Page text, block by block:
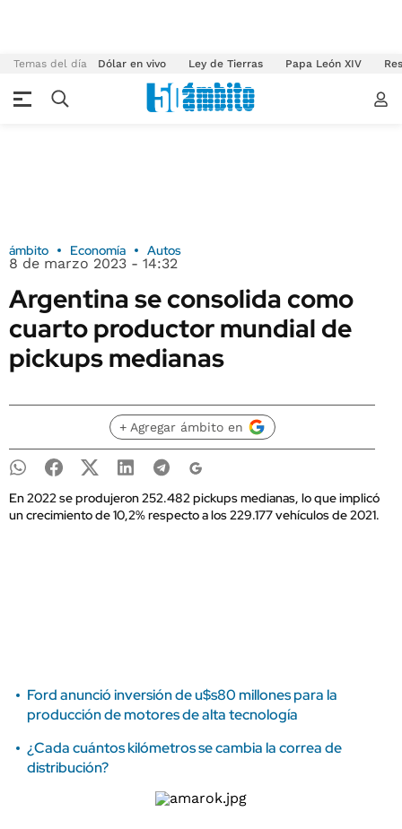
Temas del día Dólar en vivo Ley de Tierras Papa León XIV
ámbito Economía Autos
8 de marzo 2023 - 14:32
Argentina se consolida como
cuarto productor mundial de
pickups medianas
+ Agregar ámbito en
En 2022 se produjeron 252.482 pickups medianas, lo que implicó
un crecimiento de 10,2% respecto a los 229.177 vehículos de 2021.
Ford anunció inversión de u$s80 millones para la
producción de motores de alta tecnología
¿Cada cuántos kilómetros se cambia la correa de
distribución?